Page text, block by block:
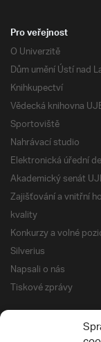
Pro veřejnost
O Univerzitě
Dům umění Ústí nad
Knihkupectví
Vědecká knihovna
Sportoviště
Nahrávací studio
Elektronická úřední
Akademický senát
Zajišťování a vnitřní
kvality
Konkurzy a volné
Silverius
Napsali o nás
Tiskové zprávy